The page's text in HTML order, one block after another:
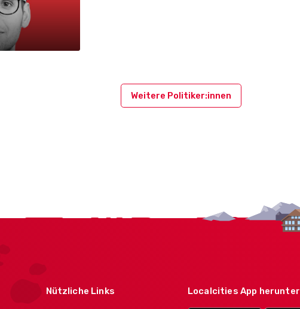
Weitere Politiker:innen
Nützliche Links Localcities App